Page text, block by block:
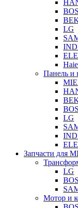
LG
Панель и
LG
Запчасти
LG
Мотор и